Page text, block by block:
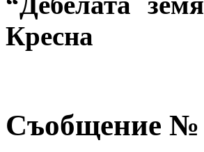
Кресна
Съобщение №